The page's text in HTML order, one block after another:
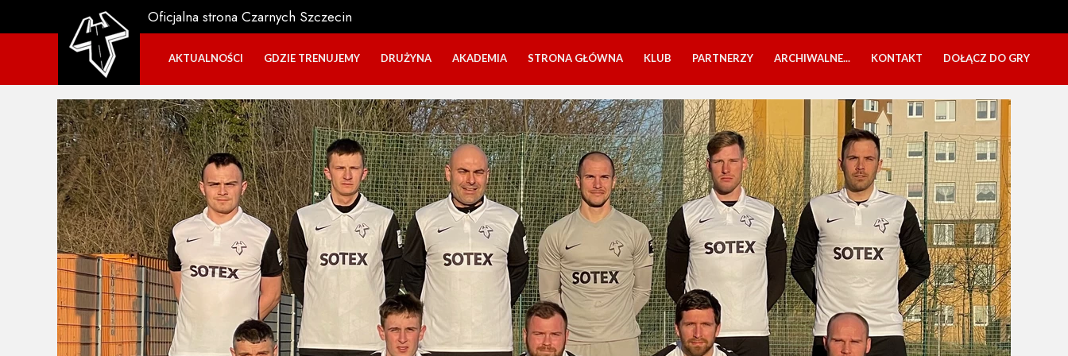
Oficjalna strona Czarnych Szczecin
AKTUALNOŚCI GDZIE TRENUJEMY DRUŻYNA
DOŁĄCZ DO GRY
AKADEMIA
NABÓR DZIECI
SZTAB TRENERSKI
OPINIE RODZICÓW O OBOZACH
STRONA GŁÓWNA KLUB
NASZE DZIEŁA
PARTNERZY ARCHIWALNE...
PÓŁKOLONIE 2025
SBO 2023
CZARNI W MEDIACH
KADRA 2006
FESTYN CHARYTATYWNY
CZAS NA DZIEWCZYNY
OBÓZ W ZATONIU 2020
KONTAKT DOŁĄCZ DO GRY